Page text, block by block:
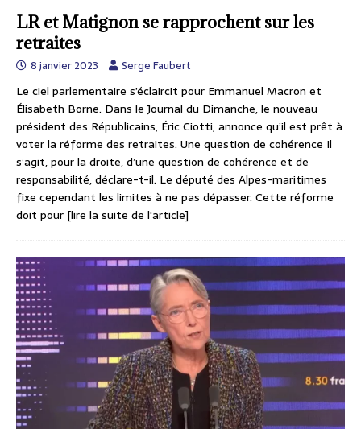
LR et Matignon se rapprochent sur les
retraites
8 janvier 2023 Serge Faubert
Le ciel parlementaire s’éclaircit pour Emmanuel Macron et
Élisabeth Borne. Dans le Journal du Dimanche, le nouveau
président des Républicains, Éric Ciotti, annonce qu’il est prêt à
voter la réforme des retraites. Une question de cohérence Il
s’agit, pour la droite, d’une question de cohérence et de
responsabilité, déclare-t-il. Le député des Alpes-maritimes
fixe cependant les limites à ne pas dépasser. Cette réforme
doit pour [lire la suite de l'article]